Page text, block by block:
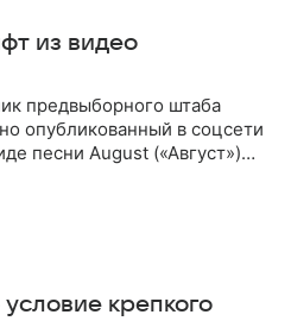
из видео
предвыборного штаба
опубликованный в соцсети
песни August («Август»)
крепкого